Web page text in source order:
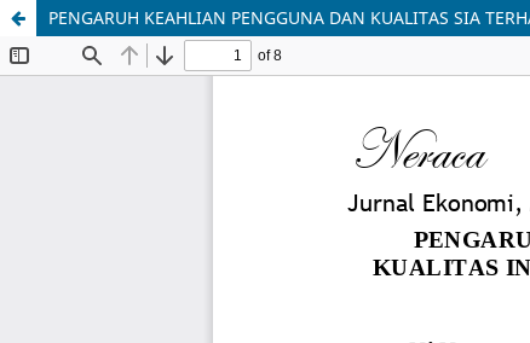
PENGARUH KEAHLIAN PENGGUNA DAN KUALITAS SIA